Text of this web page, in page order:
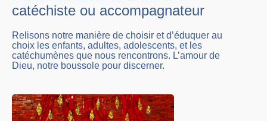
catéchiste ou accompagnateur
Relisons notre manière de choisir et d’éduquer au
choix les enfants, adultes, adolescents, et les
catéchumènes que nous rencontrons. L’amour de
Dieu, notre boussole pour discerner.